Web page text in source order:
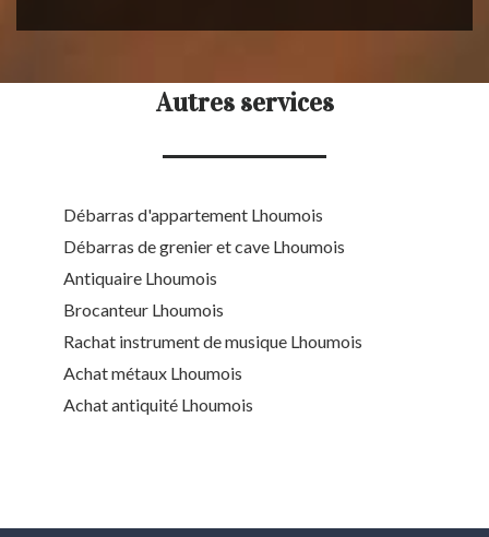
Autres services
Débarras d'appartement Lhoumois
Débarras de grenier et cave Lhoumois
Antiquaire Lhoumois
Brocanteur Lhoumois
Rachat instrument de musique Lhoumois
Achat métaux Lhoumois
Achat antiquité Lhoumois